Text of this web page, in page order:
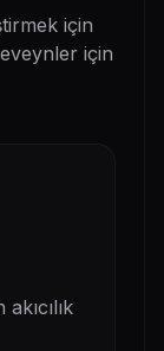
için
için